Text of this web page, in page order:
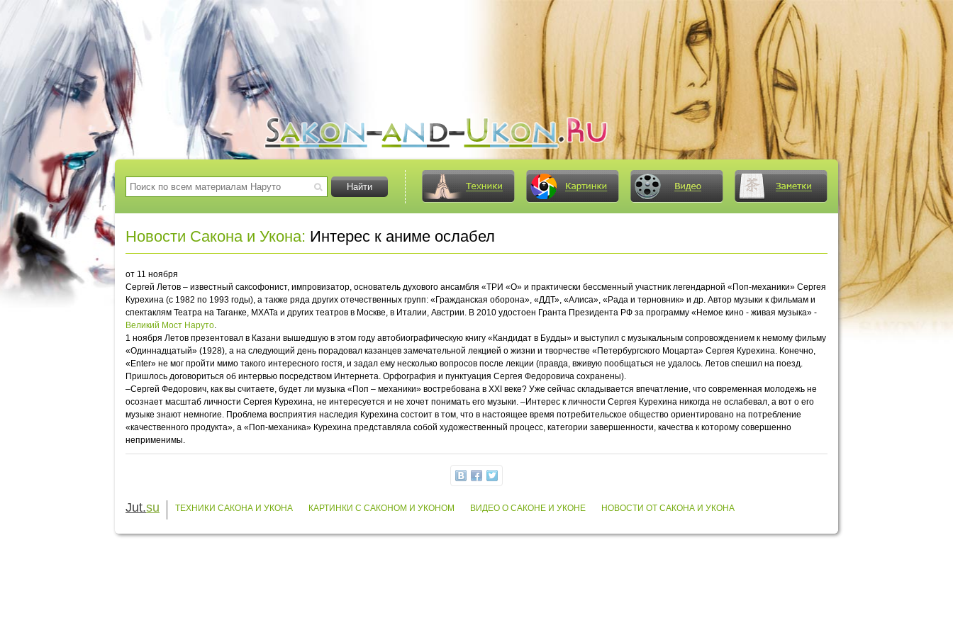
Новости Сакона и Укона: Интерес к аниме ослабел
от 11 ноября
Сергей Летов – известный саксофонист, импровизатор, основатель духового ансамбля «ТРИ «О» и практически бессменный участник легендарной «Поп-механики» Сергея
Курехина (с 1982 по 1993 годы), а также ряда других отечественных групп: «Гражданская оборона», «ДДТ», «Алиса», «Рада и терновник» и др. Автор музыки к фильмам и
спектаклям Театра на Таганке, МХАТа и других театров в Москве, в Италии, Австрии. В 2010 удостоен Гранта Президента РФ за программу «Немое кино - живая музыка» -
Великий Мост Наруто.
1 ноября Летов презентовал в Казани вышедшую в этом году автобиографическую книгу «Кандидат в Будды» и выступил с музыкальным сопровождением к немому фильму
«Одиннадцатый» (1928), а на следующий день порадовал казанцев замечательной лекцией о жизни и творчестве «Петербургского Моцарта» Сергея Курехина. Конечно,
«Enter» не мог пройти мимо такого интересного гостя, и задал ему несколько вопросов после лекции (правда, вживую пообщаться не удалось. Летов спешил на поезд.
Пришлось договориться об интервью посредством Интернета. Орфография и пунктуация Сергея Федоровича сохранены).
–Сергей Федорович, как вы считаете, будет ли музыка «Поп – механики» востребована в XXI веке? Уже сейчас складывается впечатление, что современная молодежь не
осознает масштаб личности Сергея Курехина, не интересуется и не хочет понимать его музыки. –Интерес к личности Сергея Курехина никогда не ослабевал, а вот о его
музыке знают немногие. Проблема восприятия наследия Курехина состоит в том, что в настоящее время потребительское общество ориентировано на потребление
«качественного продукта», а «Поп-механика» Курехина представляла собой художественный процесс, категории завершенности, качества к которому совершенно
неприменимы.
Jut.su ТЕХНИКИ САКОНА И УКОНА КАРТИНКИ С САКОНОМ И УКОНОМ ВИДЕО О САКОНЕ И УКОНЕ НОВОСТИ ОТ САКОНА И УКОНА